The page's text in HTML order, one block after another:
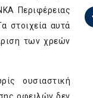
Περιφέρειας
στοιχεία αυτά
των χρεών
ουσιαστική